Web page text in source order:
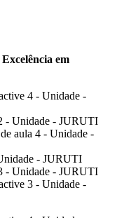
Excelência em